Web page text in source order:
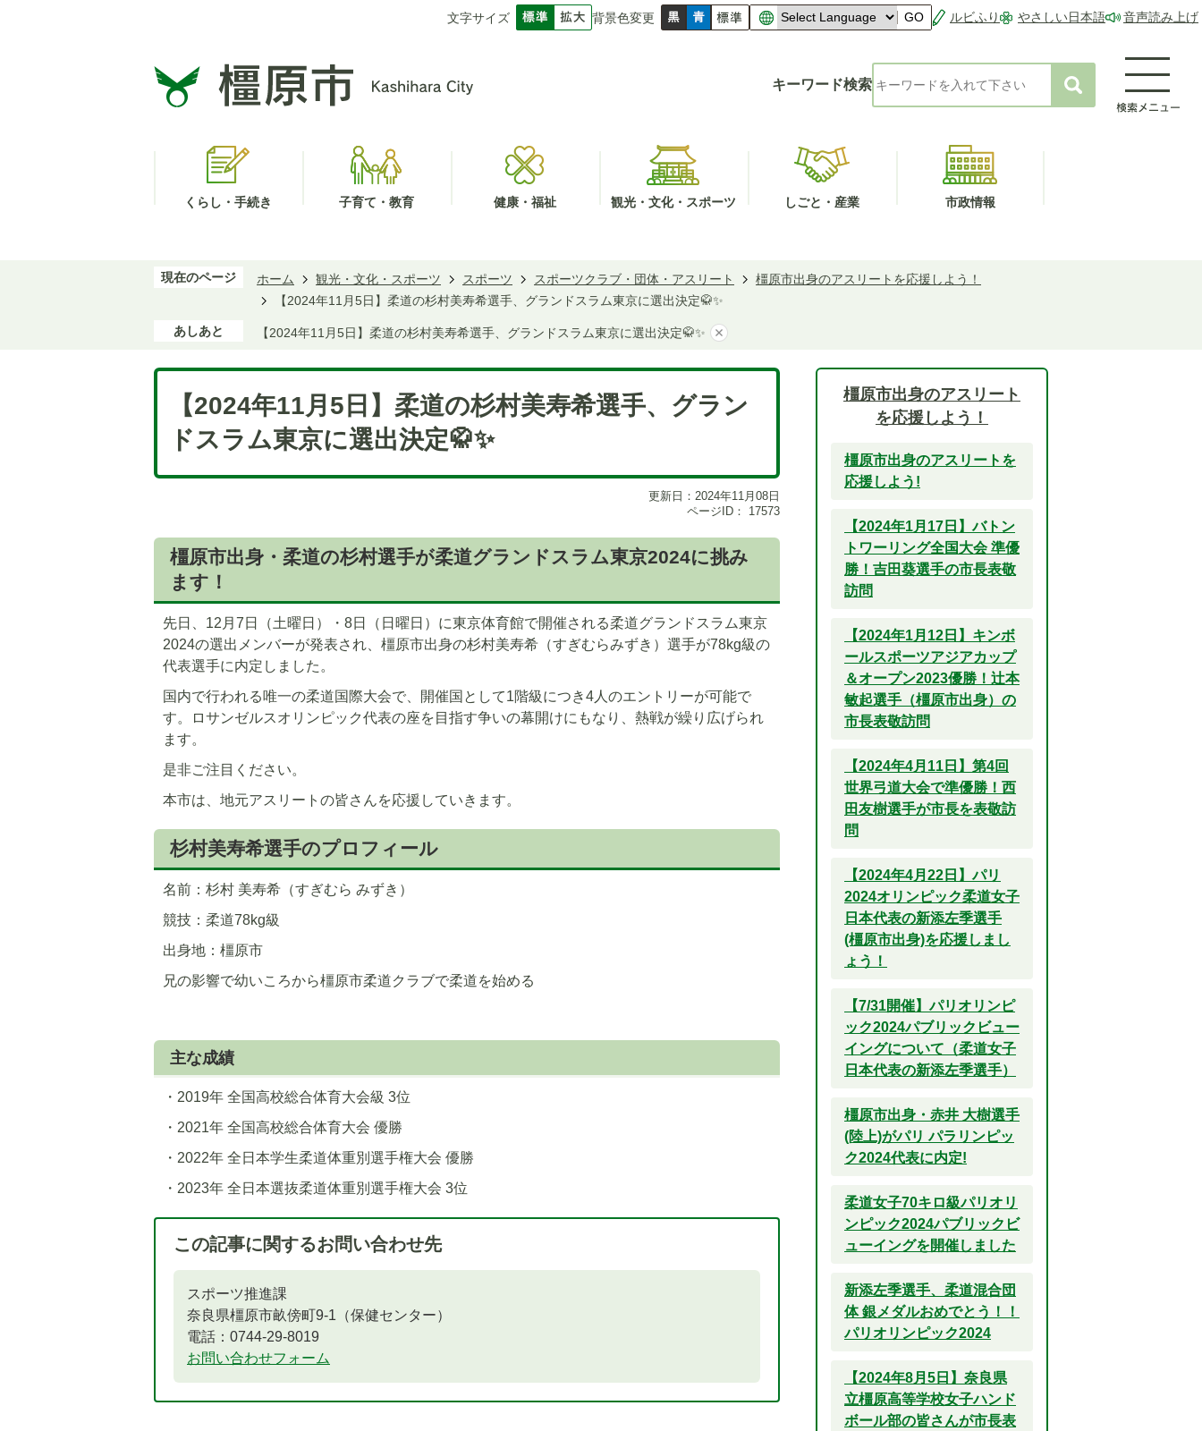
文字サイズ 背景色変更 GO ルビふり やさしい日本語 音声読み上げ
キーワード検索
くらし・手続き 子育て・教育 健康・福祉 観光・文化・スポーツ しごと・産業 市政情報
現在のページ ホーム 観光・文化・スポーツ スポーツ スポーツクラブ・団体・アスリート
橿原市出身のアスリートを応援しよう！
【2024年11月5日】柔道の杉村美寿希選手、グランドスラム東京に選出決定🥋✨
あしあと 【2024年11月5日】柔道の杉村美寿希選手、グランドスラム東京に選出決定🥋✨
【2024年11月5日】柔道の杉村美寿希選手、グラン
ドスラム東京に選出決定🥋✨
更新日：2024年11月08日
ページID：
17573
橿原市出身・柔道の杉村選手が柔道グランドスラム東京2024に挑み
ます！
先日、12月7日（土曜日）・8日（日曜日）に東京体育館で開催される柔道グランドスラム東京
2024の選出メンバーが発表され、橿原市出身の杉村美寿希（すぎむらみずき）選手が78kg級の
代表選手に内定しました。
国内で行われる唯一の柔道国際大会で、開催国として1階級につき4人のエントリーが可能で
す。ロサンゼルスオリンピック代表の座を目指す争いの幕開けにもなり、熱戦が繰り広げられ
ます。
是非ご注目ください。
本市は、地元アスリートの皆さんを応援していきます。
杉村美寿希選手のプロフィール
名前：杉村 美寿希（すぎむら みずき）
競技：柔道78kg級
出身地：橿原市
兄の影響で幼いころから橿原市柔道クラブで柔道を始める
主な成績
・2019年 全国高校総合体育大会級 3位
・2021年 全国高校総合体育大会 優勝
・2022年 全日本学生柔道体重別選手権大会 優勝
・2023年 全日本選抜柔道体重別選手権大会 3位
この記事に関するお問い合わせ先
スポーツ推進課
奈良県橿原市畝傍町9-1（保健センター）
電話：0744-29-8019
お問い合わせフォーム
橿原市出身のアスリート
を応援しよう！
橿原市出身のアスリートを
応援しよう!
【2024年1月17日】バトン
トワーリング全国大会 準優
勝！吉田葵選手の市長表敬
訪問
【2024年1月12日】キンボ
ールスポーツアジアカップ
＆オープン2023優勝！辻本
敏起選手（橿原市出身）の
市長表敬訪問
【2024年4月11日】第4回
世界弓道大会で準優勝！西
田友樹選手が市長を表敬訪
問
【2024年4月22日】パリ
2024オリンピック柔道女子
日本代表の新添左季選手
(橿原市出身)を応援しまし
ょう！
【7/31開催】パリオリンピ
ック2024パブリックビュー
イングについて（柔道女子
日本代表の新添左季選手）
橿原市出身・赤井 大樹選手
(陸上)がパリ パラリンピッ
ク2024代表に内定!
柔道女子70キロ級パリオリ
ンピック2024パブリックビ
ューイングを開催しました
新添左季選手、柔道混合団
体 銀メダルおめでとう！！
パリオリンピック2024
【2024年8月5日】奈良県
立橿原高等学校女子ハンド
ボール部の皆さんが市長表